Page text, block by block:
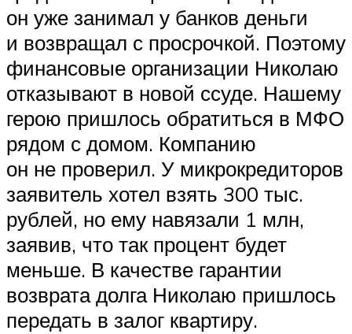
он уже занимал у банков деньги
и возвращал с просрочкой. Поэтому
финансовые организации Николаю
отказывают в новой ссуде. Нашему
герою пришлось обратиться в МФО
рядом с домом. Компанию
он не проверил. У микрокредиторов
заявитель хотел взять 300 тыс.
рублей, но ему навязали 1 млн,
заявив, что так процент будет
меньше. В качестве гарантии
возврата долга Николаю пришлось
передать в залог квартиру.